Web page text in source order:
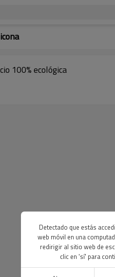
100% ecológica
Detectado que estás
web móvil en una
redirigir al sitio web de
clic en 'sí' para